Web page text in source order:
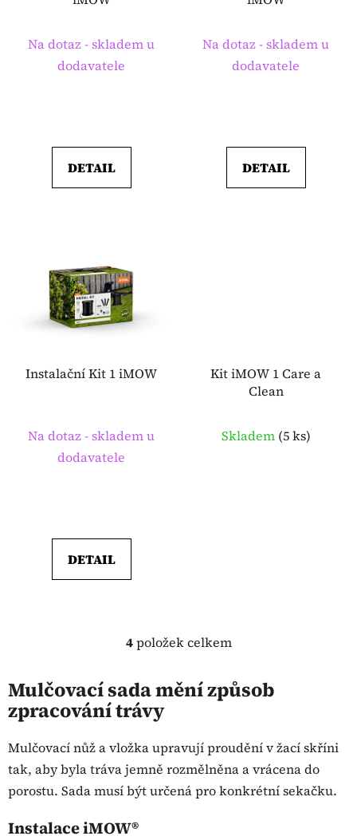
Na dotaz - skladem u
dodavatele
DETAIL
Na dotaz - skladem u
dodavatele
DETAIL
Instalační Kit 1 iMOW
Na dotaz - skladem u
dodavatele
DETAIL
Kit iMOW 1 Care a
Clean
Skladem (5 ks)
O
l
á
c
í
p
4položek celkem
Mulčovací sada mění způsob
zpracování trávy
Mulčovací nůž a vložka upravují proudění v žací skříni
tak, aby byla tráva jemně rozmělněna a vrácena do
porostu. Sada musí být určená pro konkrétní sekačku.
Instalace iMOW®